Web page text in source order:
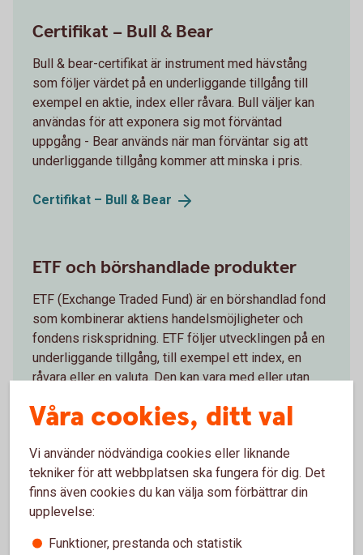
Certifikat – Bull & Bear
Bull & bear-certifikat är instrument med hävstång
som följer värdet på en underliggande tillgång till
exempel en aktie, index eller råvara. Bull väljer kan
användas för att exponera sig mot förväntad
uppgång - Bear används när man förväntar sig att
underliggande tillgång kommer att minska i pris.
Certifikat – Bull & Bear
ETF och börshandlade produkter
ETF (Exchange Traded Fund) är en börshandlad fond
som kombinerar aktiens handelsmöjligheter och
fondens riskspridning. ETF följer utvecklingen på en
underliggande tillgång, till exempel ett index, en
råvara eller en valuta. Den kan vara med eller utan
produkter
Obligationer och ränteplaceringar
En obligation är ett lån. Du lånar ut pengar till ett
Våra cookies, ditt val
Vi använder nödvändiga cookies eller liknande
tekniker för att webbplatsen ska fungera för dig. Det
finns även cookies du kan välja som förbättrar din
upplevelse:
Funktioner, prestanda och statistik